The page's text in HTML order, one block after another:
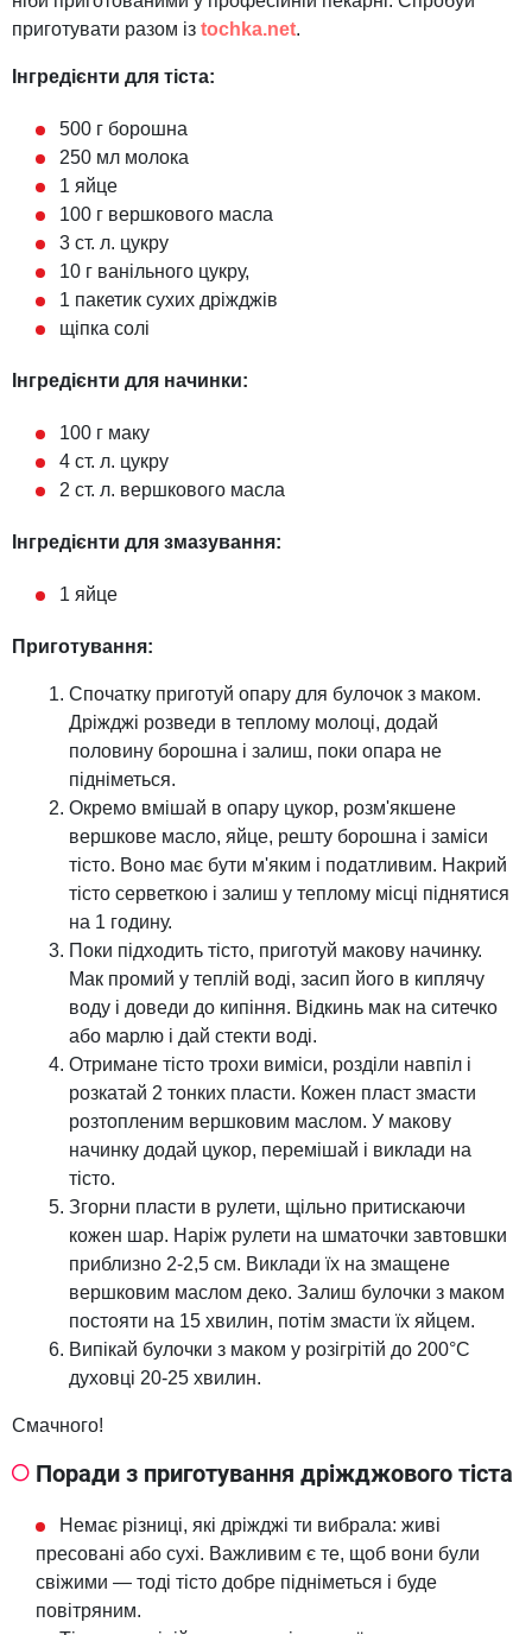
приготувати разом із tochka.net.
Інгредієнти для тіста:
500 г борошна
250 мл молока
1 яйце
100 г вершкового масла
3 ст. л. цукру
10 г ванільного цукру,
1 пакетик сухих дріжджів
щіпка солі
Інгредієнти для начинки:
100 г маку
4 ст. л. цукру
2 ст. л. вершкового масла
Інгредієнти для змазування:
1 яйце
Приготування:
Спочатку приготуй опару для булочок з маком.
Дріжджі розведи в теплому молоці, додай
половину борошна і залиш, поки опара не
підніметься.
Окремо вмішай в опару цукор, розм'якшене
вершкове масло, яйце, решту борошна і заміси
тісто. Воно має бути м'яким і податливим. Накрий
тісто серветкою і залиш у теплому місці піднятися
на 1 годину.
Поки підходить тісто, приготуй макову начинку.
Мак промий у теплій воді, засип його в киплячу
воду і доведи до кипіння. Відкинь мак на ситечко
або марлю і дай стекти воді.
Отримане тісто трохи виміси, розділи навпіл і
розкатай 2 тонких пласти. Кожен пласт змасти
розтопленим вершковим маслом. У макову
начинку додай цукор, перемішай і виклади на
тісто.
Згорни пласти в рулети, щільно притискаючи
кожен шар. Наріж рулети на шматочки завтовшки
приблизно 2-2,5 см. Виклади їх на змащене
вершковим маслом деко. Залиш булочки з маком
постояти на 15 хвилин, потім змасти їх яйцем.
Випікай булочки з маком у розігрітій до 200°C
духовці 20-25 хвилин.
Смачного!
Поради з приготування дріжджового тіста
Немає різниці, які дріжджі ти вибрала: живі
пресовані або сухі. Важливим є те, щоб вони були
свіжими — тоді тісто добре підніметься і буде
повітряним.